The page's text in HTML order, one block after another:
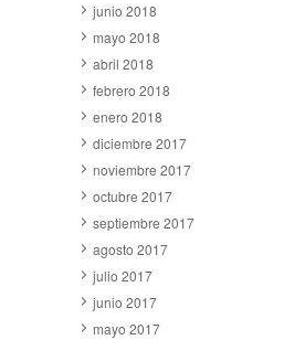
junio 2018
mayo 2018
abril 2018
febrero 2018
enero 2018
diciembre 2017
noviembre 2017
octubre 2017
septiembre 2017
agosto 2017
julio 2017
junio 2017
mayo 2017